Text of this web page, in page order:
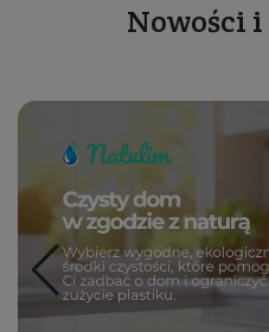
Nowości i